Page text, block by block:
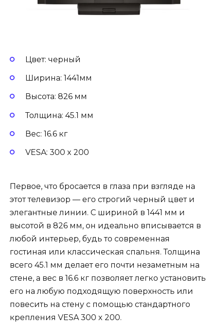
Цвет: черный
Ширина: 1441мм
Высота: 826 мм
Толщина: 45.1 мм
Вес: 16.6 кг
VESA: 300 x 200
Первое, что бросается в глаза при взгляде на
этот телевизор — его строгий черный цвет и
элегантные линии. С шириной в 1441 мм и
высотой в 826 мм, он идеально вписывается в
любой интерьер, будь то современная
гостиная или классическая спальня. Толщина
всего 45.1 мм делает его почти незаметным на
стене, а вес в 16.6 кг позволяет легко установить
его на любую подходящую поверхность или
повесить на стену с помощью стандартного
крепления VESA 300 x 200.